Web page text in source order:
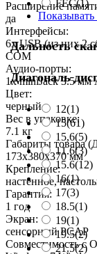
FEC(1)
Дальность
Диагональ
12(1)
15(61)
15,6(5)
11.6(3)
15.6(12)
16(1)
17(3)
18.5(1)
19(1)
19.5(2)
21.5(2)
Расширение
да
Интерфейсы:
6x USB (из них 2
COM
Аудио-порты:
1x miniJack 3.5 мм
Цвет:
черный
Вес в упаковке:
7.1 кг
Габариты товара
173x380x370 мм
Крепление:
настенное,
Гарантия:
1 год
Экран:
сенсорный PCAP
Совместимость с